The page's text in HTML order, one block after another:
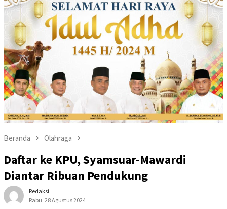
Beranda Olahraga
Daftar ke KPU, Syamsuar-Mawardi
Diantar Ribuan Pendukung
Redaksi
Rabu, 28 Agustus 2024